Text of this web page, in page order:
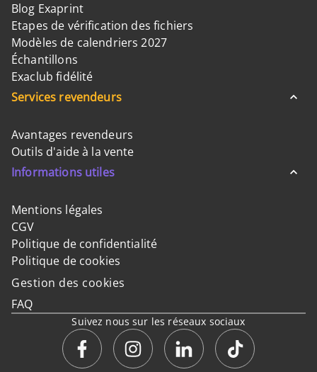
Blog Exaprint
Etapes de vérification des fichiers
Modèles de calendriers 2027
Échantillons
Exaclub fidélité
Services revendeurs
Avantages revendeurs
Outils d'aide à la vente
Informations utiles
Mentions légales
CGV
Politique de confidentialité
Politique de cookies
Gestion des cookies
FAQ
Suivez nous sur les réseaux sociaux